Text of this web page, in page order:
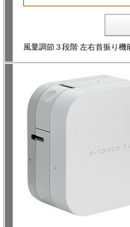
風量調節３段階 左右首振り機